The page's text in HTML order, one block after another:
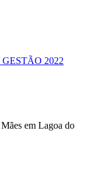
2022
em Lagoa do